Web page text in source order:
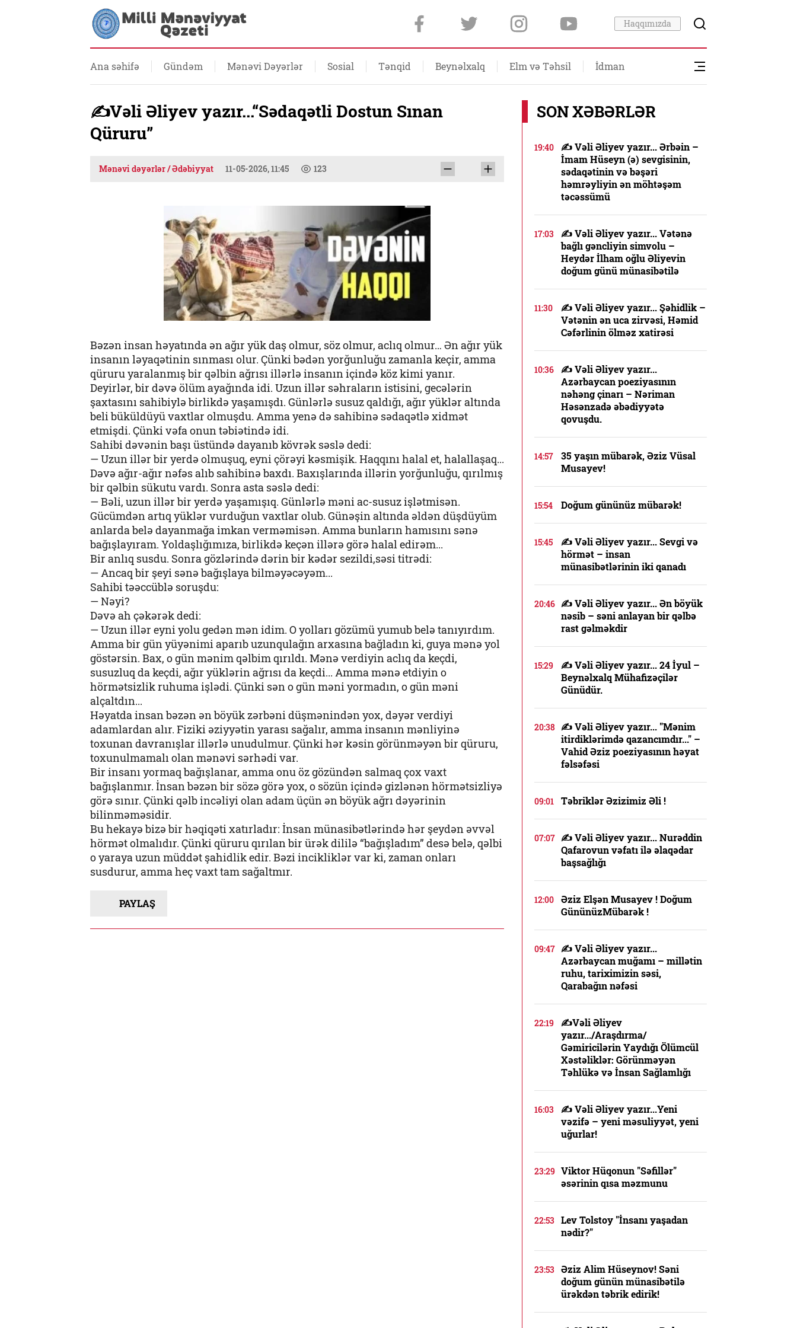
Haqqımızda
Ana səhifə Gündəm Mənəvi Dəyərlər Sosial Tənqid Beynəlxalq Elm və Təhsil İdman
✍️Vəli Əliyev yazır...“Sədaqətli Dostun Sınan
Qüruru”
Mənəvi dəyərlər / Ədəbiyyat 11-05-2026, 11:45 123
Bəzən insan həyatında ən ağır yük daş olmur, söz olmur, aclıq olmur… Ən ağır yük
insanın ləyaqətinin sınması olur. Çünki bədən yorğunluğu zamanla keçir, amma
qüruru yaralanmış bir qəlbin ağrısı illərlə insanın içində köz kimi yanır.
Deyirlər, bir dəvə ölüm ayağında idi. Uzun illər səhraların istisini, gecələrin
şaxtasını sahibiylə birlikdə yaşamışdı. Günlərlə susuz qaldığı, ağır yüklər altında
beli büküldüyü vaxtlar olmuşdu. Amma yenə də sahibinə sədaqətlə xidmət
etmişdi. Çünki vəfa onun təbiətində idi.
Sahibi dəvənin başı üstündə dayanıb kövrək səslə dedi:
— Uzun illər bir yerdə olmuşuq, eyni çörəyi kəsmişik. Haqqını halal et, halallaşaq...
Dəvə ağır-ağır nəfəs alıb sahibinə baxdı. Baxışlarında illərin yorğunluğu, qırılmış
bir qəlbin sükutu vardı. Sonra asta səslə dedi:
— Bəli, uzun illər bir yerdə yaşamışıq. Günlərlə məni ac-susuz işlətmisən.
Gücümdən artıq yüklər vurduğun vaxtlar olub. Günəşin altında əldən düşdüyüm
anlarda belə dayanmağa imkan verməmisən. Amma bunların hamısını sənə
bağışlayıram. Yoldaşlığımıza, birlikdə keçən illərə görə halal edirəm...
Bir anlıq susdu. Sonra gözlərində dərin bir kədər sezildi,səsi titrədi:
— Ancaq bir şeyi sənə bağışlaya bilməyəcəyəm...
Sahibi təəccüblə soruşdu:
— Nəyi?
Dəvə ah çəkərək dedi:
— Uzun illər eyni yolu gedən mən idim. O yolları gözümü yumub belə tanıyırdım.
Amma bir gün yüyənimi aparıb uzunqulağın arxasına bağladın ki, guya mənə yol
göstərsin. Bax, o gün mənim qəlbim qırıldı. Mənə verdiyin aclıq da keçdi,
susuzluq da keçdi, ağır yüklərin ağrısı da keçdi... Amma mənə etdiyin o
hörmətsizlik ruhuma işlədi. Çünki sən o gün məni yormadın, o gün məni
alçaltdın...
Həyatda insan bəzən ən böyük zərbəni düşmənindən yox, dəyər verdiyi
adamlardan alır. Fiziki əziyyətin yarası sağalır, amma insanın mənliyinə
toxunan davranışlar illərlə unudulmur. Çünki hər kəsin görünməyən bir qüruru,
toxunulmamalı olan mənəvi sərhədi var.
Bir insanı yormaq bağışlanar, amma onu öz gözündən salmaq çox vaxt
bağışlanmır. İnsan bəzən bir sözə görə yox, o sözün içində gizlənən hörmətsizliyə
görə sınır. Çünki qəlb incəliyi olan adam üçün ən böyük ağrı dəyərinin
bilinməməsidir.
Bu hekayə bizə bir həqiqəti xatırladır: İnsan münasibətlərində hər şeydən əvvəl
hörmət olmalıdır. Çünki qüruru qırılan bir ürək dililə “bağışladım” desə belə, qəlbi
o yaraya uzun müddət şahidlik edir. Bəzi incikliklər var ki, zaman onları
susdurur, amma heç vaxt tam sağaltmır.
PAYLAŞ
SON XƏBƏRLƏR
19:40
✍️ Vəli Əliyev yazır... Ərbəin –
İmam Hüseyn (ə) sevgisinin,
sədaqətinin və bəşəri
həmrəyliyin ən möhtəşəm
təcəssümü
17:03
✍️ Vəli Əliyev yazır... Vətənə
bağlı gəncliyin simvolu –
Heydər İlham oğlu Əliyevin
doğum günü münasibətilə
11:30
✍️ Vəli Əliyev yazır... Şəhidlik –
Vətənin ən uca zirvəsi, Həmid
Cəfərlinin ölməz xatirəsi
10:36
✍️ Vəli Əliyev yazır...
Azərbaycan poeziyasının
nəhəng çinarı – Nəriman
Həsənzadə əbədiyyətə
qovuşdu.
14:57
35 yaşın mübarək, Əziz Vüsal
Musayev!
15:54 Doğum gününüz mübarək!
15:45
✍️ Vəli Əliyev yazır... Sevgi və
hörmət – insan
münasibətlərinin iki qanadı
20:46 ✍️ Vəli Əliyev yazır... Ən böyük
nəsib – səni anlayan bir qəlbə
rast gəlməkdir
15:29
✍️ Vəli Əliyev yazır... 24 İyul –
Beynəlxalq Mühafizəçilər
Günüdür.
20:38 ✍️ Vəli Əliyev yazır... "Mənim
itirdiklərimdə qazancımdır..." –
Vahid Əziz poeziyasının həyat
fəlsəfəsi
09:01 Təbriklər Əzizimiz Əli !
07:07 ✍️ Vəli Əliyev yazır... Nurəddin
Qafarovun vəfatı ilə əlaqədar
başsağlığı
12:00
Əziz Elşən Musayev ! Doğum
GününüzMübarək !
09:47 ✍️ Vəli Əliyev yazır...
Azərbaycan muğamı – millətin
ruhu, tariximizin səsi,
Qarabağın nəfəsi
22:19
✍️Vəli Əliyev
yazır.../Araşdırma/
Gəmiricilərin Yaydığı Ölümcül
Xəstəliklər: Görünməyən
Təhlükə və İnsan Sağlamlığı
16:03
✍️ Vəli Əliyev yazır...Yeni
vəzifə – yeni məsuliyyət, yeni
uğurlar!
23:29 Viktor Hüqonun "Səfillər"
əsərinin qısa məzmunu
22:53 Lev Tolstoy "İnsanı yaşadan
nədir?"
23:53 Əziz Alim Hüseynov! Səni
doğum günün münasibətilə
ürəkdən təbrik edirik!